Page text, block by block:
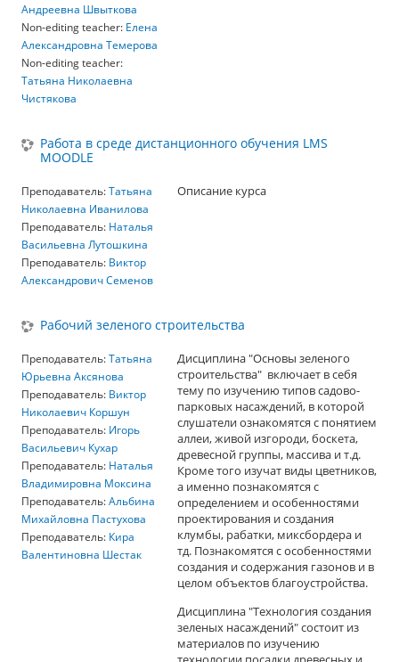
Андреевна Швыткова
Non-editing teacher: Елена
Александровна Темерова
Non-editing teacher:
Татьяна Николаевна
Чистякова
Работа в среде дистанционного обучения LMS
MOODLE
Описание курса
Преподаватель:Татьяна
Николаевна Иванилова
Преподаватель: Наталья
Васильевна Лутошкина
Преподаватель: Виктор
Александрович Семенов
Рабочий зеленого строительства
Дисциплина "Основы зеленого
строительства" включает в себя
тему по изучению типов садово-
парковых насаждений, в которой
слушатели ознакомятся с понятием
аллеи, живой изгороди, боскета,
древесной группы, массива и т.д.
Кроме того изучат виды цветников,
а именно познакомятся с
определением и особенностями
проектирования и создания
клумбы, рабатки, миксбордера и
тд. Познакомятся с особенностями
создания и содержания газонов и в
целом объектов благоустройства.
Дисциплина "Технология создания
зеленых насаждений" состоит из
материалов по изучению
Преподаватель:Татьяна
Юрьевна Аксянова
Преподаватель: Виктор
Николаевич Коршун
Преподаватель: Игорь
Васильевич Кухар
Преподаватель: Наталья
Владимировна Моксина
Преподаватель:Альбина
Михайловна Пастухова
Преподаватель: Кира
Валентиновна Шестак